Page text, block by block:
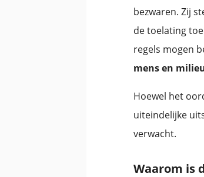
bezwaren. Zij
de toelating
regels mogen
mens en
Hoewel het
uiteindelijke
verwacht.
Waarom is